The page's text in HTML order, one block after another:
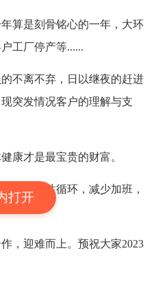
打开
算是刻骨铭心的一年，大环
工厂停产等......
不离不弃，日以继夜的赶进
突发情况客户的理解与支
康才是最宝贵的财富。
形成良性循环，减少加班，
，迎难而上。预祝大家2023